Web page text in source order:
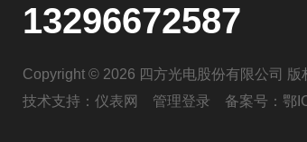
13296672587
Copyright © 2026 四方光电股份有限公司 版
技术支持： 仪表网 管理登录 备案号： 鄂